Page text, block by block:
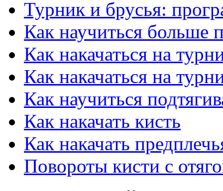
Турник и брусья:
Как научиться больше
Как накачаться на
Как накачаться на
Как научиться
Как накачать кисть
Как накачать
Повороты кисти с